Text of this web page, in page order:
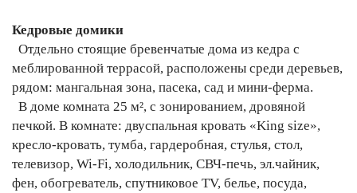
Кедровые домики
Отдельно стоящие бревенчатые дома из кедра с
меблированной террасой, расположены среди деревьев,
рядом: мангальная зона, пасека, сад и мини-ферма.
В доме комната 25 м², с зонированием, дровяной
печкой. В комнате: двуспальная кровать «King size»,
кресло-кровать, тумба, гардеробная, стулья, стол,
телевизор, Wi-Fi, холодильник, СВЧ-печь, эл.чайник,
фен, обогреватель, спутниковое TV, белье, посуда,